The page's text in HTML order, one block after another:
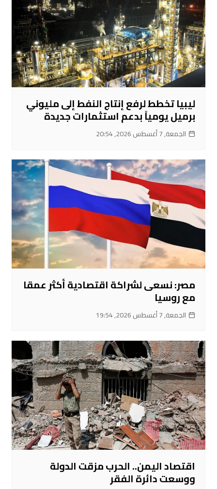
ليبيا تخطط لرفع إنتاج النفط إلى مليوني
برميل يومياً بدعم استثمارات جديدة
الجمعة, 7 أغسطس 2026, 20:54
مصر: نسعى لشراكة اقتصادية أكثر عمقا
مع روسيا
الجمعة, 7 أغسطس 2026, 19:54
اقتصاد اليمن.. الحرب مزقت الدولة
ووسعت دائرة الفقر